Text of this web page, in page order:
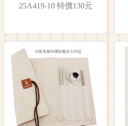
25A419-10 特價130元